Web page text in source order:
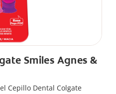
Smiles Agnes &
Cepillo Dental Colgate